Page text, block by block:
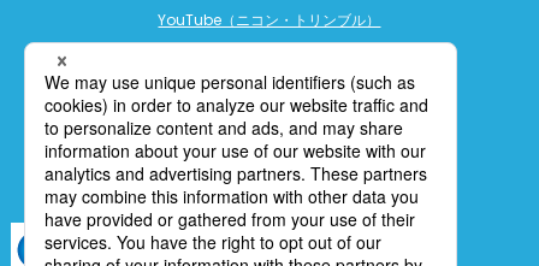
YouTube（ニコン・トリンブル）
YouTube（ビルディングソリューション）
LINE公式アカウント（精密農業）